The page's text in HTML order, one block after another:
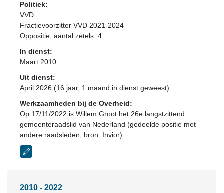
Politiek:
VVD
Fractievoorzitter VVD 2021-2024
Oppositie , aantal zetels: 4
In dienst:
Maart 2010
Uit dienst:
April 2026 (16 jaar, 1 maand in dienst geweest)
Werkzaamheden bij de Overheid:
Op 17/11/2022 is Willem Groot het 26e langstzittend
gemeenteraadslid van Nederland (gedeelde positie met
andere raadsleden, bron: Invior).
2010 - 2022